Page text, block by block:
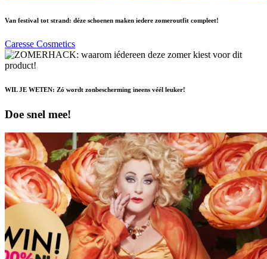
Van festival tot strand: déze schoenen maken iedere zomeroutfit compleet!
Caresse Cosmetics
WIL JE WETEN: Zó wordt zonbescherming ineens véél leuker!
Doe snel mee!